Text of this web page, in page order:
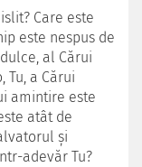
Care este
este nespus de
al Cărui
Tu, a Cărui
amintire este
atât de
şi
adevăr Tu?